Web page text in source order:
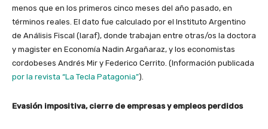
menos que en los primeros cinco meses del año pasado, en
términos reales. El dato fue calculado por el Instituto Argentino
de Análisis Fiscal (Iaraf), donde trabajan entre otras/os la doctora
y magister en Economía Nadin Argañaraz, y los economistas
cordobeses Andrés Mir y Federico Cerrito. (Información publicada
por la revista “La Tecla Patagonia”).
Evasión impositiva, cierre de empresas y empleos perdidos